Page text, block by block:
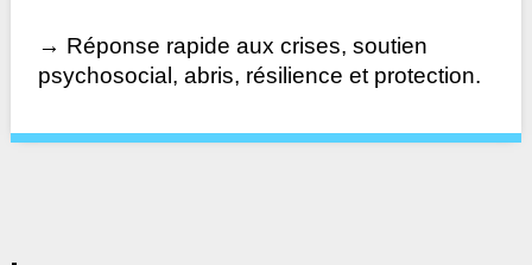
→ Réponse rapide aux crises, soutien
psychosocial, abris, résilience et protection.